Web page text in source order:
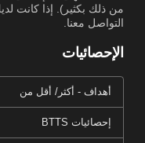
من ذلك بكثير). إذا كانت
التواصل معنا.
الإحصائيات
أهداف - أكثر/ أقل من
إحصائيات BTTS